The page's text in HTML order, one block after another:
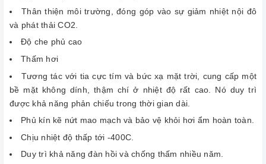
Thân thiện môi trường, đóng góp vào sự giảm nhiệt nội đô
và phát thải CO2.
Độ che phủ cao
Thấm hơi
Tương tác với tia cực tím và bức xạ mặt trời, cung cấp một
bề mặt không dính, thậm chí ở nhiệt độ rất cao. Nó duy trì
được khả năng phản chiếu trong thời gian dài.
Phủ kín kẽ nứt mao mạch và bảo vệ khỏi hơi ẩm hoàn toàn.
Chịu nhiệt độ thấp tới -400C.
Duy trì khả năng đàn hồi và chống thấm nhiều năm.